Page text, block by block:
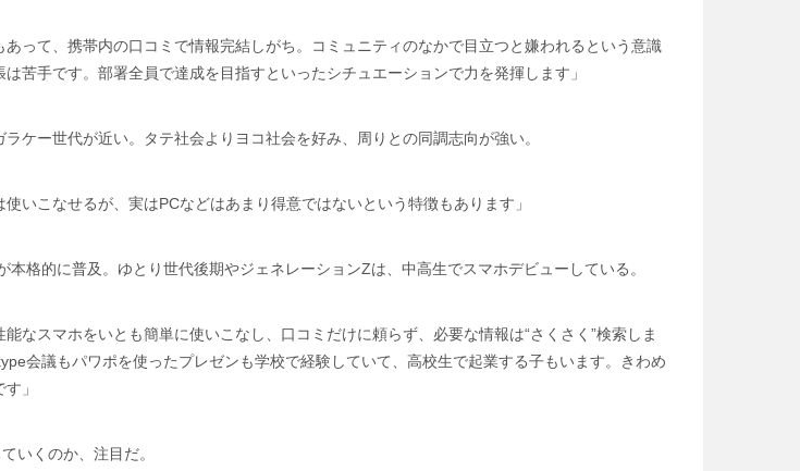
あって、携帯内の口コミで情報完結しがち。コミュニティのなかで目立つと嫌われるという意識
苦手です。部署全員で達成を目指すといったシチュエーションで力を発揮します」
ケー世代が近い。タテ社会よりヨコ社会を好み、周りとの同調志向が強い。
いこなせるが、実はPCなどはあまり得意ではないという特徴もあります」
格的に普及。ゆとり世代後期やジェネレーションZは、中高生でスマホデビューしている。
能なスマホをいとも簡単に使いこなし、口コミだけに頼らず、必要な情報は“さくさく”検索しま
会議もパワポを使ったプレゼンも学校で経験していて、高校生で起業する子もいます。きわめ
」
いくのか、注目だ。